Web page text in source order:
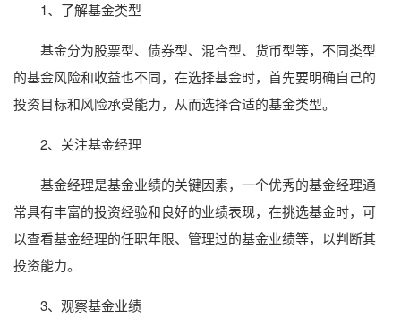
1、了解基金类型
基金分为股票型、债券型、混合型、货币型等，不同类型
的基金风险和收益也不同，在选择基金时，首先要明确自己的
投资目标和风险承受能力，从而选择合适的基金类型。
2、关注基金经理
基金经理是基金业绩的关键因素，一个优秀的基金经理通
常具有丰富的投资经验和良好的业绩表现，在挑选基金时，可
以查看基金经理的任职年限、管理过的基金业绩等，以判断其
投资能力。
3、观察基金业绩